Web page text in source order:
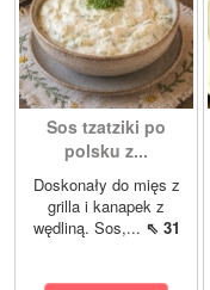
Sos tzatziki po
polsku z...
Doskonały do mięs z
grilla i kanapek z
wędliną. Sos,... ⇖ 31